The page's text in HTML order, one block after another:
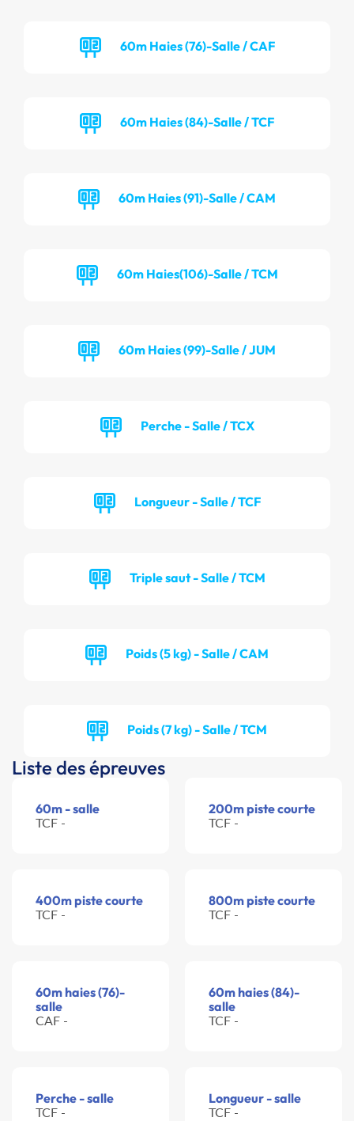
60m Haies (76)-Salle / CAF
60m Haies (84)-Salle / TCF
60m Haies (91)-Salle / CAM
60m Haies(106)-Salle / TCM
60m Haies (99)-Salle / JUM
Perche - Salle / TCX
Longueur - Salle / TCF
Triple saut - Salle / TCM
Poids (5 kg) - Salle / CAM
Poids (7 kg) - Salle / TCM
Liste des épreuves
60m - salle
TCF -
200m piste courte
TCF -
400m piste courte
TCF -
800m piste courte
TCF -
60m haies (76)-
salle
CAF -
60m haies (84)-
salle
TCF -
Perche - salle
TCF -
Longueur - salle
TCF -